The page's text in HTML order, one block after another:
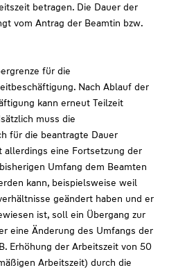
betragen. Die Dauer der
vom Antrag der Beamtin bzw.
für die
Nach Ablauf der
kann erneut Teilzeit
muss die
für die beantragte Dauer
allerdings eine Fortsetzung der
Umfang dem Beamten
kann, beispielsweise weil
geändert haben und er
ist, soll ein Übergang zur
eine Änderung des Umfangs der
Erhöhung der Arbeitszeit von 50
Arbeitszeit) durch die